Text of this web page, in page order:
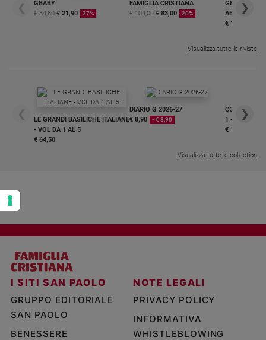
Contatti
Redazione
❮
GBABY
€ 34,80 € 21,90 37%
FAMIGLIA CRISTIANA
€ 104,00 € 83,00 20%
GBABY
€ 16,99
❯
Visualizza tutte le riviste
❮
LE GRANDI BASILICHE ITALIANE
- VOL DA 1 AL 5
€ 64,50
DIARIO G 2026-27
€ 8,90
- € 8,90
COLLANA
1 - 2
€ 18,50
❯
Visualizza tutte le collection
I SITI SAN PAOLO
GRUPPO EDITORIALE
SAN PAOLO
BENESSERE
NOTE LEGALI
PRIVACY POLICY
INFORMATIVA
WHISTLEBLOWING